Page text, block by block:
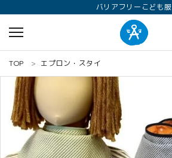
バリアフリーこども服
TOP エプロン・スタイ